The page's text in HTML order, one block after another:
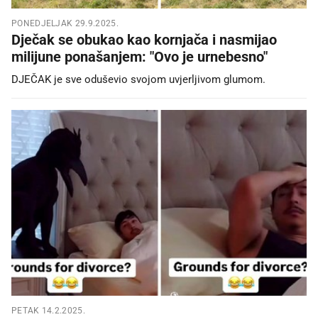
PONEDJELJAK 29.9.2025.
Dječak se obukao kao kornjača i nasmijao
milijune ponašanjem: "Ovo je urnebesno"
DJEČAK je sve oduševio svojom uvjerljivom glumom.
PETAK 14.2.2025.